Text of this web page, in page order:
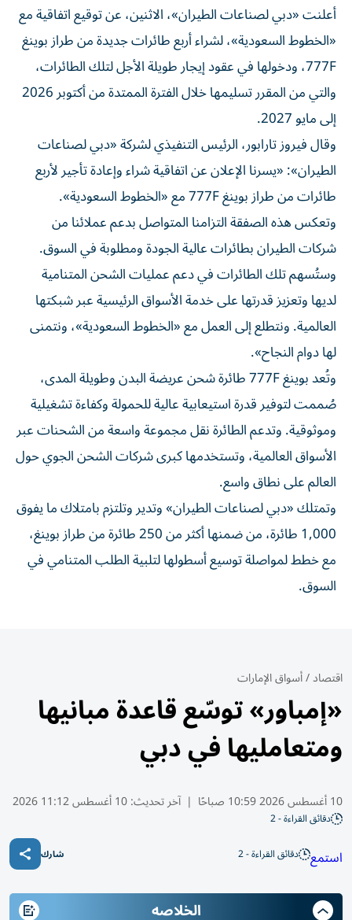
أعلنت «دبي لصناعات الطيران»، الاثنين، عن توقيع اتفاقية مع
«الخطوط السعودية»، لشراء أربع طائرات جديدة من طراز بوينغ
777F، ودخولها في عقود إيجار طويلة الأجل لتلك الطائرات،
والتي من المقرر تسليمها خلال الفترة الممتدة من أكتوبر 2026
إلى مايو 2027.
وقال فيروز تارابور، الرئيس التنفيذي لشركة «دبي لصناعات
الطيران»: «يسرنا الإعلان عن اتفاقية شراء وإعادة تأجير لأربع
طائرات من طراز بوينغ 777F مع «الخطوط السعودية».
وتعكس هذه الصفقة التزامنا المتواصل بدعم عملائنا من
شركات الطيران بطائرات عالية الجودة ومطلوبة في السوق.
وستُسهم تلك الطائرات في دعم عمليات الشحن المتنامية
لديها وتعزيز قدرتها على خدمة الأسواق الرئيسية عبر شبكتها
العالمية. ونتطلع إلى العمل مع «الخطوط السعودية»، ونتمنى
لها دوام النجاح».
وتُعد بوينغ 777F طائرة شحن عريضة البدن وطويلة المدى،
صُممت لتوفير قدرة استيعابية عالية للحمولة وكفاءة تشغيلية
وموثوقية. وتدعم الطائرة نقل مجموعة واسعة من الشحنات عبر
الأسواق العالمية، وتستخدمها كبرى شركات الشحن الجوي حول
العالم على نطاق واسع.
وتمتلك «دبي لصناعات الطيران» وتدير وتلتزم بامتلاك ما يفوق
1,000 طائرة، من ضمنها أكثر من 250 طائرة من طراز بوينغ،
مع خطط لمواصلة توسيع أسطولها لتلبية الطلب المتنامي في
السوق.
اقتصاد/أسواق الإمارات
«إمباور» توسّع قاعدة مبانيها
ومتعامليها في دبي
10 أغسطس 2026 10:59 صباحًا | آخر تحديث:10 أغسطس 11:12 2026
دقائق القراءة - 2
استمع دقائق القراءة - 2 شارك
الخلاصه